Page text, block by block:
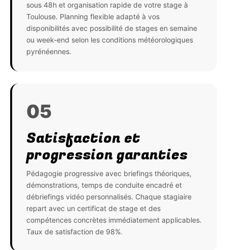
sous 48h et organisation rapide de votre stage à
Toulouse. Planning flexible adapté à vos
disponibilités avec possibilité de stages en semaine
ou week-end selon les conditions météorologiques
pyrénéennes.
05
Satisfaction et
progression garanties
Pédagogie progressive avec briefings théoriques,
démonstrations, temps de conduite encadré et
débriefings vidéo personnalisés. Chaque stagiaire
repart avec un certificat de stage et des
compétences concrètes immédiatement applicables.
Taux de satisfaction de 98%.